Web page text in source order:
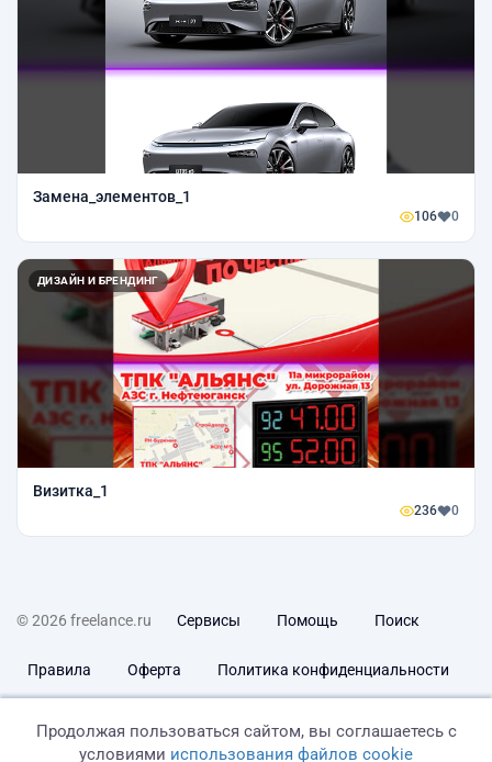
Замена_элементов_1
106 0
ДИЗАЙН И БРЕНДИНГ
Визитка_1
236 0
© 2026 freelance.ru Сервисы Помощь Поиск
Правила Оферта Политика конфиденциальности
Продолжая пользоваться сайтом, вы соглашаетесь с
условиями использования файлов cookie